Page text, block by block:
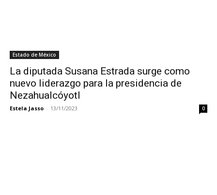
Estado de México
La diputada Susana Estrada surge como
nuevo liderazgo para la presidencia de
Nezahualcóyotl
Estela Jasso - 13/11/2023 0